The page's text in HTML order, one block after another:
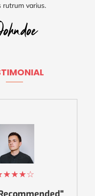
rutrum varius.
★★★☆